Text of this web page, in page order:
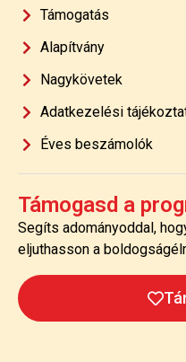
Támogatás
Alapítvány
Nagykövetek
Adatkezelési
Éves beszámolók
Támogasd a
Segíts adományoddal,
eljuthasson a